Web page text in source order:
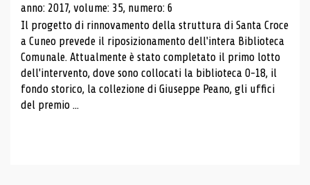
anno: 2017, volume: 35, numero: 6
Il progetto di rinnovamento della struttura di Santa Croce
a Cuneo prevede il riposizionamento dell'intera Biblioteca
Comunale. Attualmente è stato completato il primo lotto
dell'intervento, dove sono collocati la biblioteca 0-18, il
fondo storico, la collezione di Giuseppe Peano, gli uffici
del premio ...